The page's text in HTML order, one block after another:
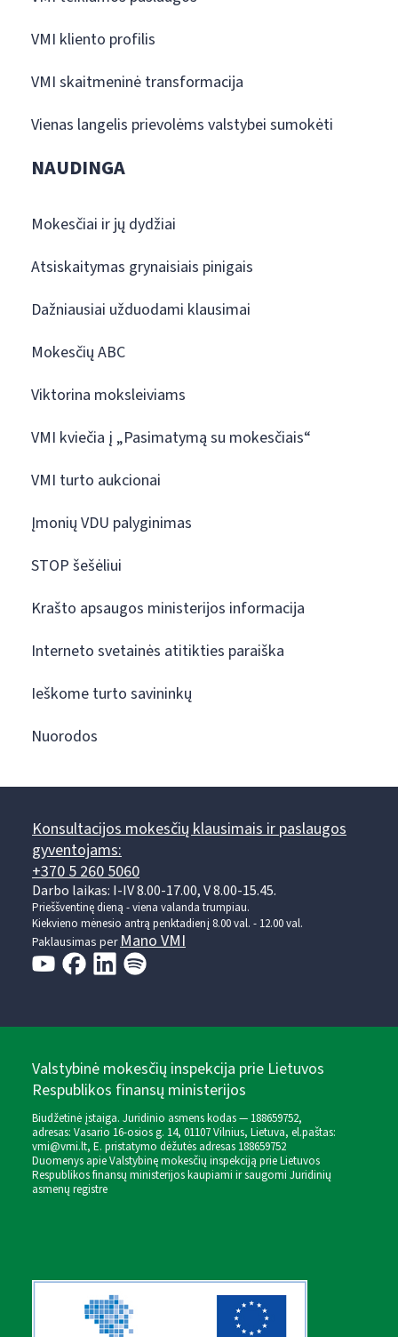
VMI kliento profilis
VMI skaitmeninė transformacija
Vienas langelis prievolėms valstybei sumokėti
NAUDINGA
Mokesčiai ir jų dydžiai
Atsiskaitymas grynaisiais pinigais
Dažniausiai užduodami klausimai
Mokesčių ABC
Viktorina moksleiviams
VMI kviečia į „Pasimatymą su mokesčiais“
VMI turto aukcionai
Įmonių VDU palyginimas
STOP šešėliui
Krašto apsaugos ministerijos informacija
Interneto svetainės atitikties paraiška
Ieškome turto savininkų
Nuorodos
Konsultacijos mokesčių klausimais ir paslaugos
gyventojams:
+370 5 260 5060
Darbo laikas: I-IV 8.00-17.00, V 8.00-15.45.
Prieššventinę dieną - viena valanda trumpiau.
Kiekvieno mėnesio antrą penktadienį 8.00 val. - 12.00 val.
Paklausimas perMano VMI
Valstybinė mokesčių inspekcija prie Lietuvos
Respublikos finansų ministerijos
Biudžetinė įstaiga. Juridinio asmens kodas — 188659752,
adresas: Vasario 16-osios g. 14, 01107 Vilnius, Lietuva, el.paštas:
vmi@vmi.lt, E. pristatymo dėžutės adresas 188659752
Duomenys apie Valstybinę mokesčių inspekciją prie Lietuvos
Respublikos finansų ministerijos kaupiami ir saugomi Juridinių
asmenų registre